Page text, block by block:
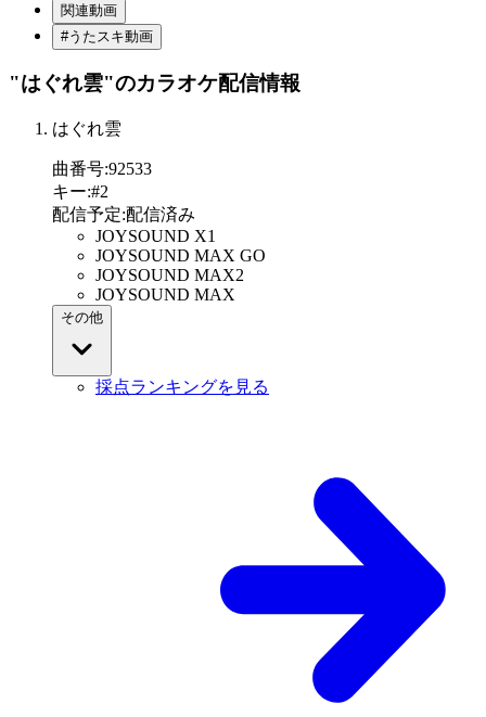
関連動画
#うたスキ動画
"はぐれ雲"のカラオケ配信情報
はぐれ雲
曲番号:92533
キー:#2
配信予定:配信済み
JOYSOUND X1
JOYSOUND MAX GO
JOYSOUND MAX2
JOYSOUND MAX
その他
採点ランキングを見る